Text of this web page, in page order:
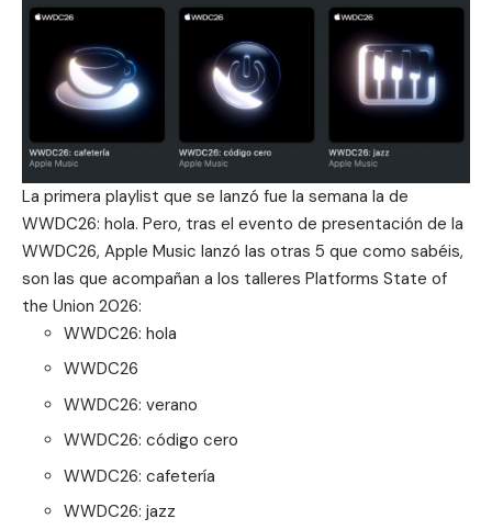
La primera playlist que se lanzó fue la semana la de
WWDC26: hola. Pero, tras el evento de presentación de la
WWDC26, Apple Music lanzó las otras 5 que como sabéis,
son las que acompañan a los talleres Platforms State of
the Union 2026:
WWDC26: hola
WWDC26
WWDC26: verano
WWDC26: código cero
WWDC26: cafetería
WWDC26: jazz